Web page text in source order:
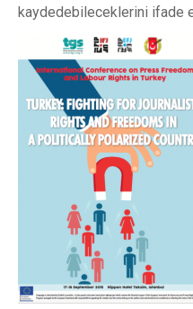
kaydedebileceklerini ifade